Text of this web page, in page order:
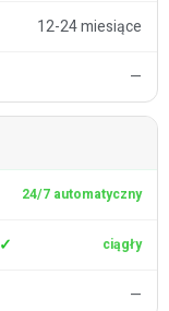
12-24 miesiące
—
24/7 automatyczny
✓ ciągły
—